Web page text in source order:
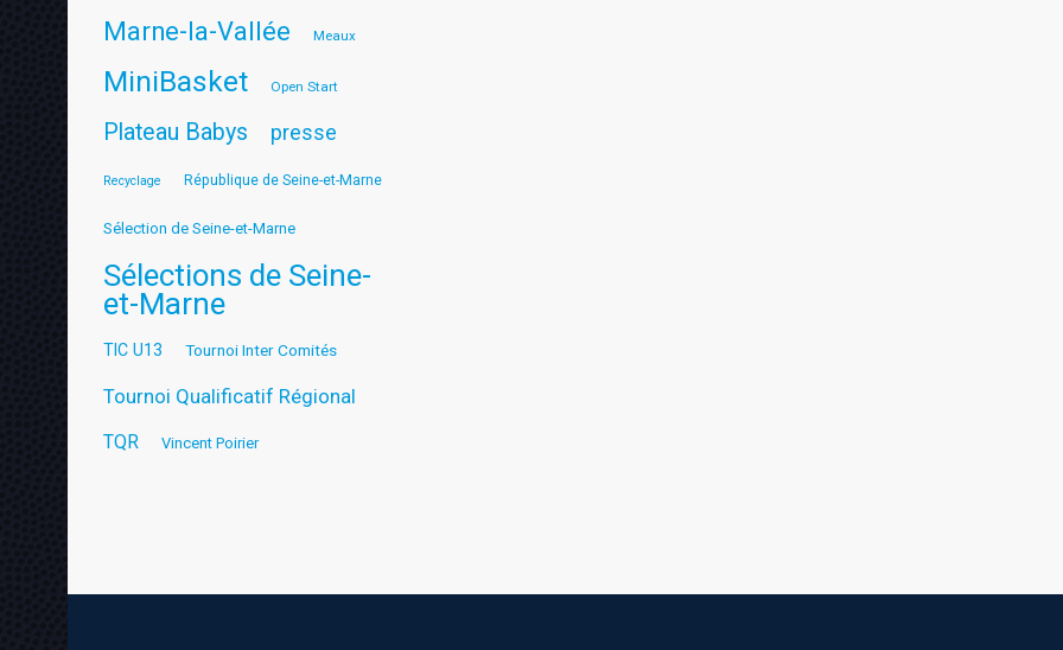
Marne-la-Vallée Meaux
MiniBasket Open Start
Plateau Babys presse
Recyclage République de Seine-et-Marne
Sélection de Seine-et-Marne
Sélections de Seine-
et-Marne
TIC U13 Tournoi Inter Comités
Tournoi Qualificatif Régional
TQR Vincent Poirier